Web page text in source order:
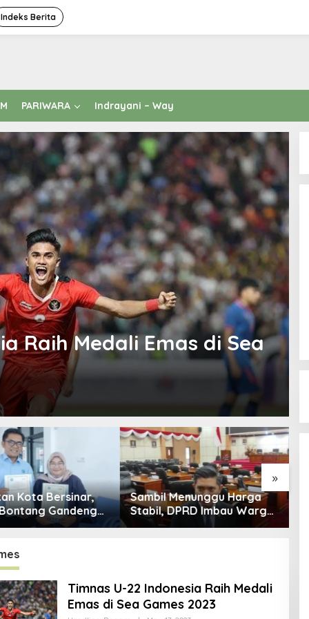
Indeks Berita
PARIWARA Indrayani – Way
Raih Medali Emas di Sea
»
Kota Bersinar,
Gandeng
Sinergi
Sambil Menunggu Harga
Stabil, DPRD Imbau Warga
Hemat Energi dan BBM
Timnas U-22 Indonesia Raih Medali
Emas di Sea Games 2023